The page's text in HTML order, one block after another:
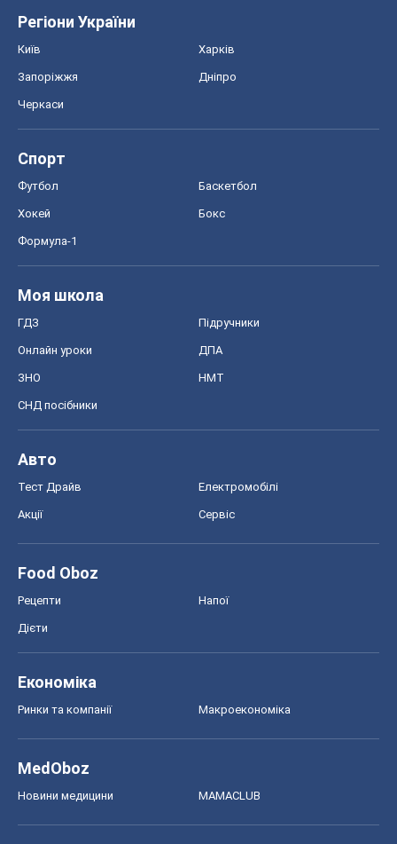
Регіони України
Київ Харків
Запоріжжя Дніпро
Черкаси
Спорт
Футбол Баскетбол
Хокей Бокс
Формула-1
Моя школа
ГДЗ Підручники
Онлайн уроки ДПА
ЗНО НМТ
СНД посібники
Авто
Тест Драйв Електромобілі
Акції Сервіс
Food Oboz
Рецепти Напої
Дієти
Економіка
Ринки та компанії Макроекономіка
MedOboz
Новини медицини MAMACLUB